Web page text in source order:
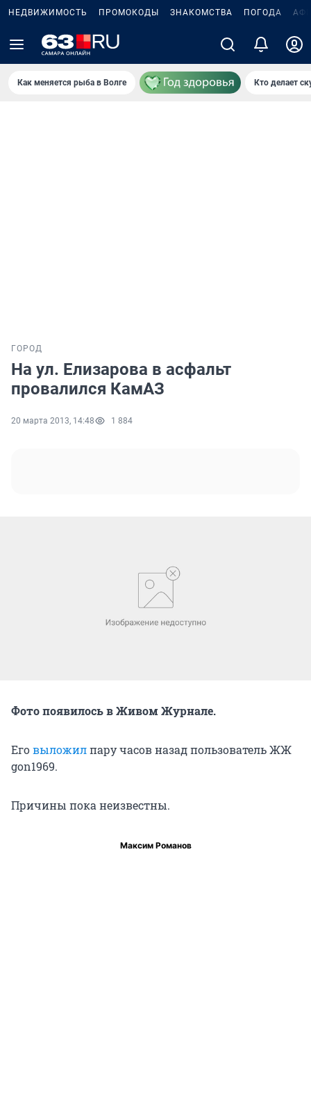
НЕДВИЖИМОСТЬ ПРОМОКОДЫ ЗНАКОМСТВА ПОГОДА
Как меняется рыба в Волге Кто делает
ГОРОД
На ул. Елизарова в асфальт
провалился КамАЗ
20 марта 2013, 14:48 1 884
Фото появилось в Живом Журнале.
Еговыложилпару часов назад пользователь ЖЖ
gon1969.
Причины пока неизвестны.
Максим Романов